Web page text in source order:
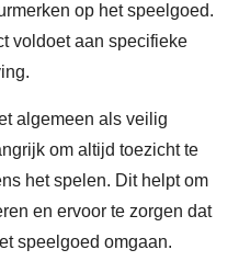
op het speelgoed.
voldoet aan specifieke
algemeen als veilig
om altijd toezicht te
het spelen. Dit helpt om
en ervoor te zorgen dat
speelgoed omgaan.